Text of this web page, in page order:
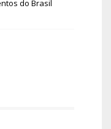
do Brasil